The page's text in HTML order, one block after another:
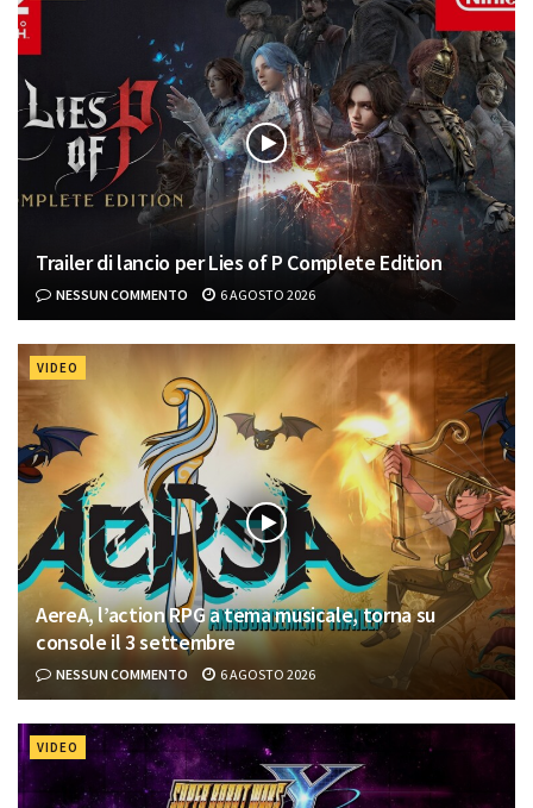
Trailer di lancio per Lies of P Complete Edition
NESSUN COMMENTO 6 AGOSTO 2026
VIDEO
AereA, l’action RPG a tema musicale, torna su
console il 3 settembre
NESSUN COMMENTO 6 AGOSTO 2026
VIDEO